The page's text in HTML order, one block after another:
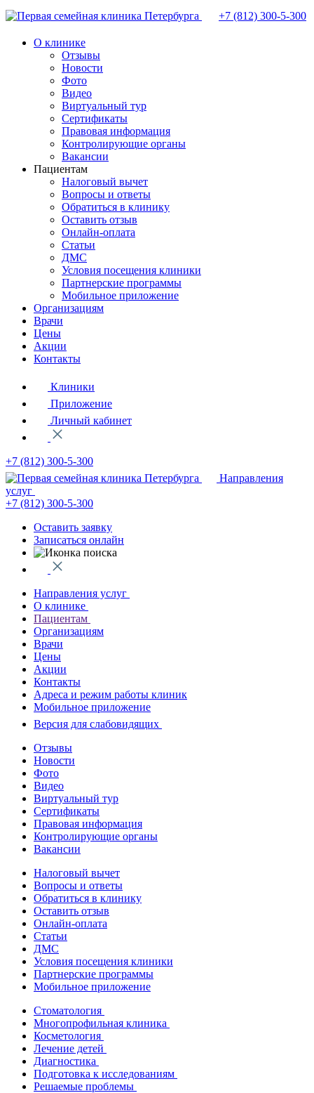
+7 (812) 300-5-300
О клинике
Отзывы
Новости
Фото
Видео
Виртуальный тур
Сертификаты
Правовая информация
Контролирующие органы
Вакансии
Пациентам
Налоговый вычет
Вопросы и ответы
Обратиться в клинику
Оставить отзыв
Онлайн-оплата
Статьи
ДМС
Условия посещения клиники
Партнерские программы
Мобильное приложение
Организациям
Врачи
Цены
Акции
Контакты
Клиники
Приложение
Личный кабинет
+7 (812) 300-5-300
Направления
услуг
+7 (812) 300-5-300
Оставить заявку
Записаться онлайн
Направления услуг
О клинике
Пациентам
Организациям
Врачи
Цены
Акции
Контакты
Адреса и режим работы клиник
Мобильное приложение
Версия для слабовидящих
Отзывы
Новости
Фото
Видео
Виртуальный тур
Сертификаты
Правовая информация
Контролирующие органы
Вакансии
Налоговый вычет
Вопросы и ответы
Обратиться в клинику
Оставить отзыв
Онлайн-оплата
Статьи
ДМС
Условия посещения клиники
Партнерские программы
Мобильное приложение
Стоматология
Многопрофильная клиника
Косметология
Лечение детей
Диагностика
Подготовка к исследованиям
Решаемые проблемы